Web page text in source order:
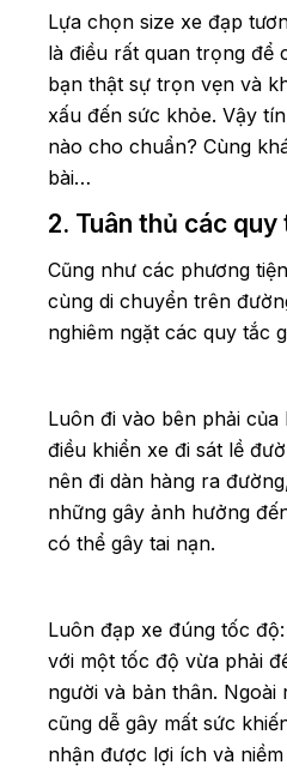
Lựa chọn size xe đạp
là điều rất quan trọng để
bạn thật sự trọn vẹn và
xấu đến sức khỏe. Vậy
nào cho chuẩn? Cùng
bài…
2. Tuân thủ các
Cũng như các phương
cùng di chuyển trên
nghiêm ngặt các quy tắc
Luôn đi vào bên phải
điều khiển xe đi sát lề
nên đi dàn hàng ra
những gây ảnh hưởng
có thể gây tai nạn.
Luôn đạp xe đúng tốc
với một tốc độ vừa phải
người và bản thân. Ngoài
cũng dễ gây mất sức
nhận được lợi ích và